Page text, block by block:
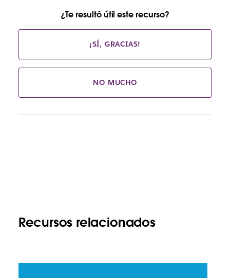
¿Te resultó útil este recurso?
¡SÍ, GRACIAS!
NO MUCHO
Recursos relacionados